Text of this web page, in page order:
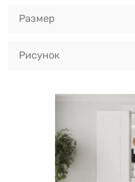
Размер
Рисунок